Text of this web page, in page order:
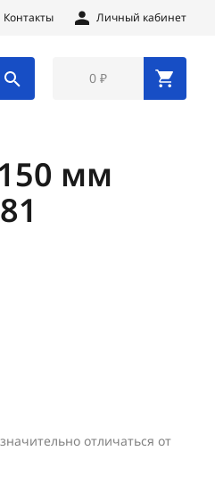
Контакты Личный кабинет
0 ₽
мм
отличаться от